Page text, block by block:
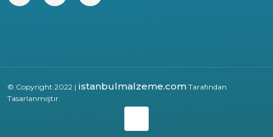
© Copyright 2022 | istanbulmalzeme.com Tarafından
Tasarlanmıştır.